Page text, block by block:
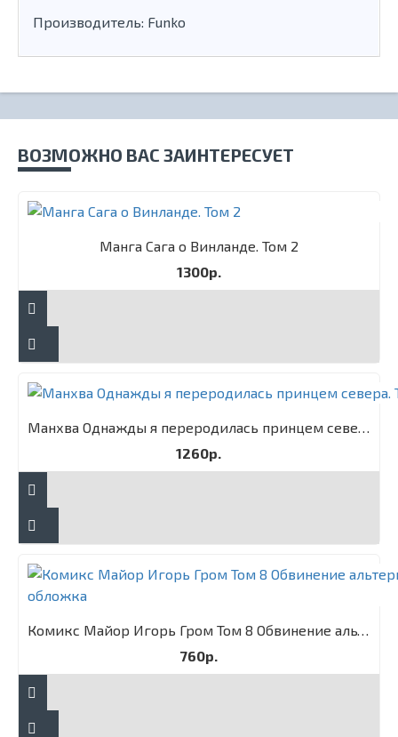
Производитель: Funko
ВОЗМОЖНО ВАС ЗАИНТЕРЕСУЕТ
Манга Сага о Винланде. Том 2
1300р.
Манхва Однажды я переродилась принцем севера. Том 1
1260р.
Комикс Майор Игорь Гром Том 8 Обвинение альтернативная обложка
760р.